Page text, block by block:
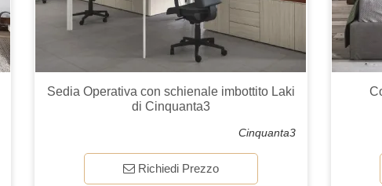
Sedia Operativa con schienale imbottito Laki
di Cinquanta3
Cinquanta3
Richiedi Prezzo